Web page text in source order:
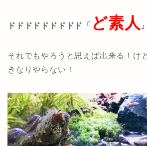
ドドドドドドドドド「 ど素人
それでもやろうと思えば出来る！け
きなりやらない！